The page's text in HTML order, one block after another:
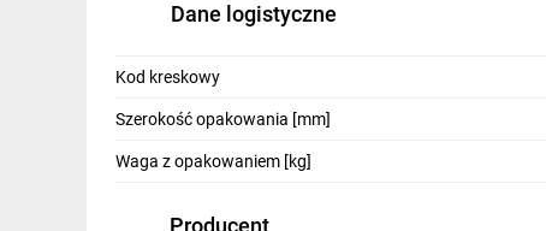
Wentylacja i rekuperacja
Dane logistyczne
Kod kreskowy
Szerokość opakowania [mm]
Waga z opakowaniem [kg]
Producent